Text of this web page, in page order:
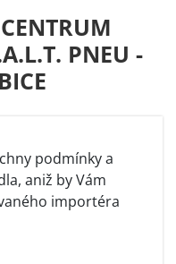
PNEU -
podmínky a
aniž by Vám
importéra